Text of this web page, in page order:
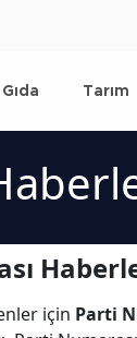
Gıda Tarım
için Parti